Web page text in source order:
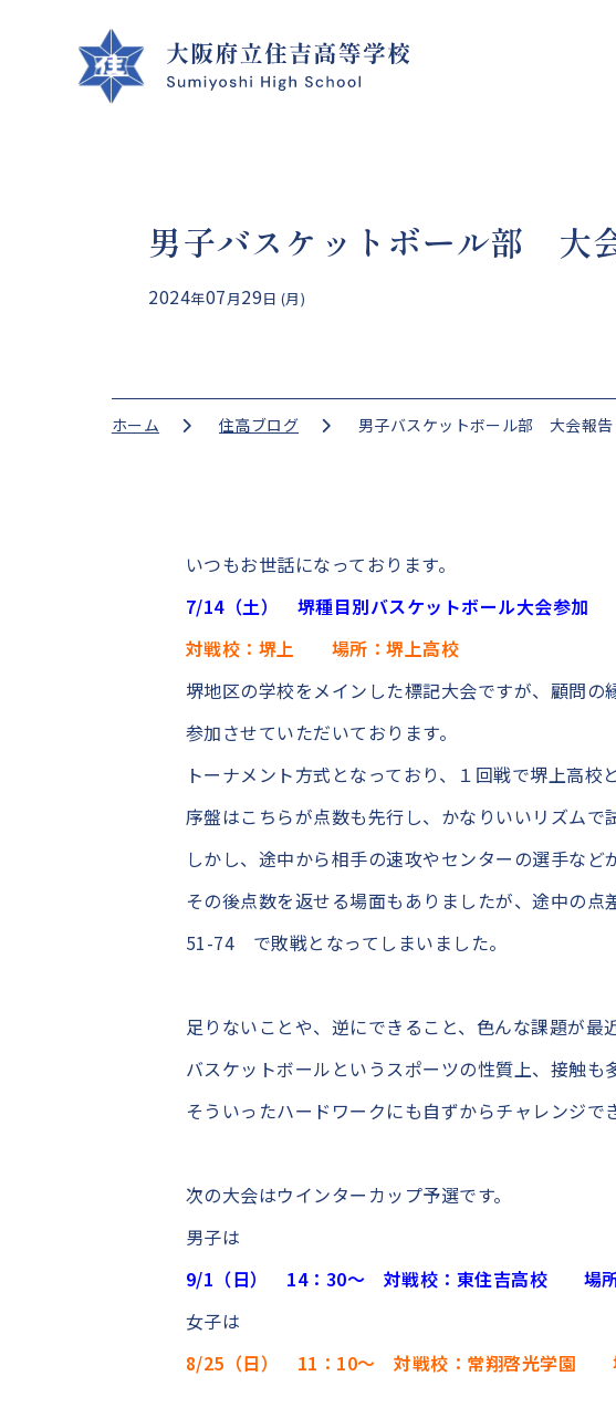
学校案内
学校生活
進路指導
クラブ活動
男子バスケットボール部 大
2024年07月29日 (月)
ホーム 住高ブログ 男子バスケットボール部 大会報
いつもお世話になっております。
7/14（土） 堺種目別バスケットボール大会参加
対戦校：堺上 場所：堺上高校
堺地区の学校をメインした標記大会ですが、顧問の
参加させていただいております。
トーナメント方式となっており、１回戦で堺上高校
序盤はこちらが点数も先行し、かなりいいリズムで
しかし、途中から相手の速攻やセンターの選手など
その後点数を返せる場面もありましたが、途中の点
51-74 で敗戦となってしまいました。
足りないことや、逆にできること、色んな課題が最
バスケットボールというスポーツの性質上、接触も
そういったハードワークにも自ずからチャレンジで
次の大会はウインターカップ予選です。
男子は
9/1（日） 14：30～ 対戦校：東住吉高校 場所
女子は
8/25（日） 11：10～ 対戦校：常翔啓光学園